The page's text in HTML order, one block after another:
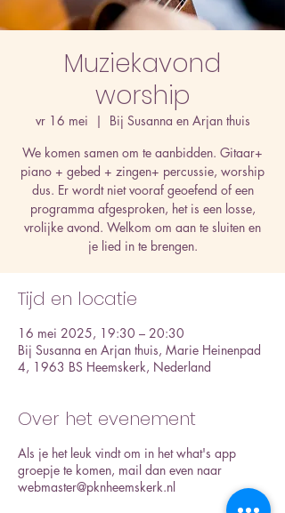
Muziekavond
worship
vr 16 mei
  |
Bij Susanna en Arjan thuis
We komen samen om te aanbidden. Gitaar+
piano + gebed + zingen+ percussie, worship
dus. Er wordt niet vooraf geoefend of een
programma afgesproken, het is een losse,
vrolijke avond. Welkom om aan te sluiten en
je lied in te brengen.
Tijd en locatie
16 mei 2025, 19:30 – 20:30
Bij Susanna en Arjan thuis, Marie Heinenpad
4, 1963 BS Heemskerk, Nederland
Over het evenement
Als je het leuk vindt om in het what's app
groepje te komen, mail dan even naar
webmaster@pknheemskerk.nl